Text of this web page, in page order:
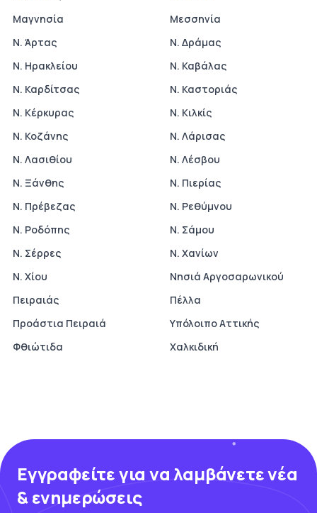
Μαγνησία
Μεσσηνία
Ν. Άρτας
Ν. Δράμας
Ν. Ηρακλείου
Ν. Καβάλας
Ν. Καρδίτσας
Ν. Καστοριάς
Ν. Κέρκυρας
Ν. Κιλκίς
Ν. Κοζάνης
Ν. Λάρισας
Ν. Λασιθίου
Ν. Λέσβου
Ν. Ξάνθης
Ν. Πιερίας
Ν. Πρέβεζας
Ν. Ρεθύμνου
Ν. Ροδόπης
Ν. Σάμου
Ν. Σέρρες
Ν. Χανίων
Ν. Χίου
Νησιά Αργοσαρωνικού
Πειραιάς
Πέλλα
Προάστια Πειραιά
Υπόλοιπο Αττικής
Φθιώτιδα
Χαλκιδική
Εγγραφείτε για να λαμβάνετε νέα
& ενημερώσεις